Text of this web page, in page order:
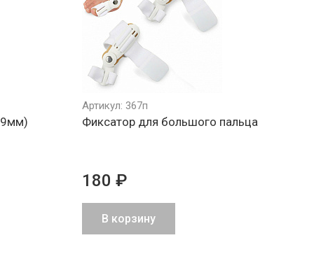
Артикул: 367п
Фиксатор для большого пальца
180 ₽
В корзину